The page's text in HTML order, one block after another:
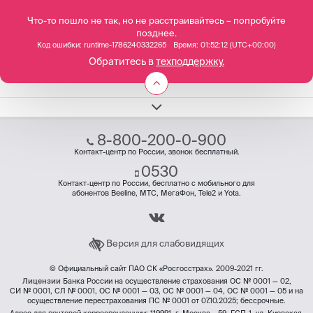
Что-то пошло не так, но не расстраивайтесь – попробуйте
позднее.
Код ошибки: runtime-1786240332265 Время: 01:52:12 (UTC+00:00)
Обратитесь втехподдержку.
8-800-200-0-900
Контакт-центр по России, звонок бесплатный.
0530
Контакт-центр по России, бесплатно с мобильного для
абонентов Beeline, МТС, МегаФон, Tele2 и Yota.
Версия для слабовидящих
© Официальный сайт ПАО СК «Росгосстрах». 2009-2021 гг.
Лицензии Банка России на осуществление страхования ОС № 0001 — 02,
СИ № 0001, СЛ № 0001, ОС № 0001 — 03, ОС № 0001 — 04, ОС № 0001 — 05 и на
осуществление перестрахования ПС № 0001 от 07.10.2025; бессрочные.